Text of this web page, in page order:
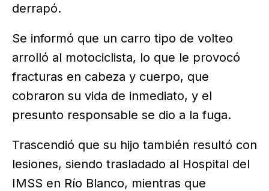
derrapó.
Se informó que un carro tipo de volteo
arrolló al motociclista, lo que le provocó
fracturas en cabeza y cuerpo, que
cobraron su vida de inmediato, y el
presunto responsable se dio a la fuga.
Trascendió que su hijo también resultó con
lesiones, siendo trasladado al Hospital del
IMSS en Río Blanco, mientras que